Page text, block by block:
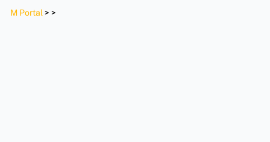
M Portal > >